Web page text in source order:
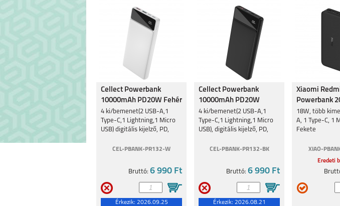
NOTE 60
REALME 9 5G REALME C35
EXPLORER MASTER
Cellect Powerbank
10000mAh PD20W Fehér
PR132 10000mAh
4 ki/bemenet(2 USB-A,1
Type-C,1 Lightning,1 Micro
USB) digitális kijelző, PD,
CEL-PBANK-PR132-W
Bruttó: 6 990 Ft
Érkezik: 2026.09.25
Cellect Powerbank
10000mAh PD20W
Fekete PR132 10000mAh
4 ki/bemenet(2 USB-A,1
Type-C,1 Lightning,1 Micro
USB), digitális kijelző, PD,
CEL-PBANK-PR132-BK
Bruttó: 6 990 Ft
Érkezik: 2026.08.21
Xiaomi
Powerbank
18W, Fekete
18W, több
A, 1 Type-C, 1
Fekete
XIAO-
Eredeti